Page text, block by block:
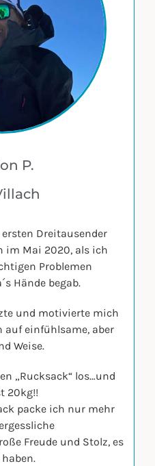
P.
Dreitausender
im Mai 2020, als ich
Problemen
Hände begab.
und motivierte mich
auf einfühlsame, aber
Weise.
„Rucksack“ los…und
20kg!!
packe ich nur mehr
Freude und Stolz, es